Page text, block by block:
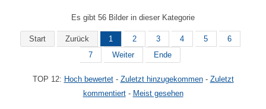
Es gibt 56 Bilder in dieser Kategorie
Start Zurück 1 2 3 4 5
6
7
Weiter Ende
TOP 12: Hoch bewertet- Zuletzt hinzugekommen- Zuletzt
kommentiert- Meist gesehen